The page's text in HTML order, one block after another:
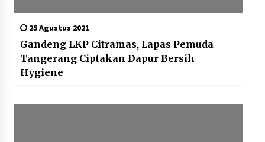
25 Agustus 2021
Gandeng LKP Citramas, Lapas Pemuda
Tangerang Ciptakan Dapur Bersih
Hygiene